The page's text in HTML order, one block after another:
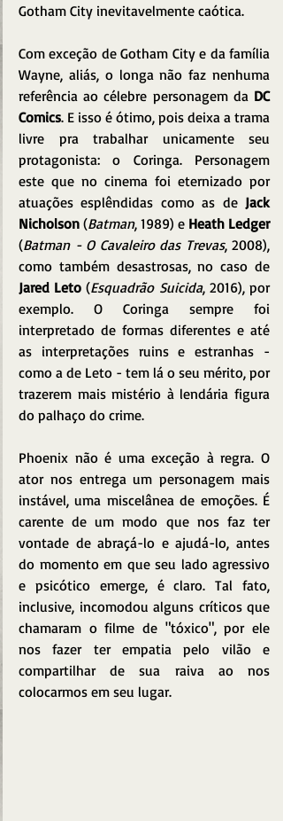
Gotham City inevitavelmente caótica.
Com exceção de Gotham City e da família
Wayne, aliás, o longa não faz nenhuma
referência ao célebre personagem da DC
Comics. E isso é ótimo, pois deixa a trama
livre pra trabalhar unicamente seu
protagonista: o Coringa. Personagem
este que no cinema foi eternizado por
atuações esplêndidas como as de Jack
Nicholson (Batman, 1989) e Heath Ledger
(Batman - O Cavaleiro das Trevas, 2008),
Jared Leto (Esquadrão Suicida, 2016), por
exemplo. O Coringa sempre foi
interpretado de formas diferentes e até
as interpretações ruins e estranhas -
como a de Leto - tem lá o seu mérito, por
trazerem mais mistério à lendária figura
do palhaço do crime.
Phoenix não é uma exceção à regra. O
ator nos entrega um personagem mais
instável, uma miscelânea de emoções. É
carente de um modo que nos faz ter
vontade de abraçá-lo e ajudá-lo, antes
do momento em que seu lado agressivo
e psicótico emerge, é claro. Tal fato,
inclusive, incomodou alguns críticos que
chamaram o filme de "tóxico", por ele
nos fazer ter empatia pelo vilão e
compartilhar de sua raiva ao nos
colocarmos em seu lugar.